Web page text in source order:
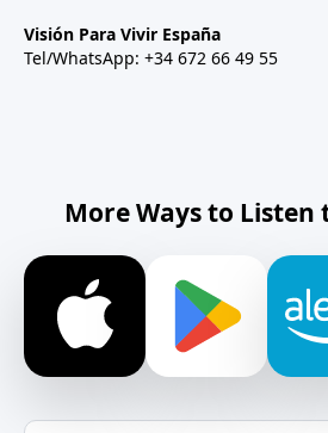
Visión Para Vivir España
Tel/WhatsApp: +34 672 66 49 55
More Ways to Listen